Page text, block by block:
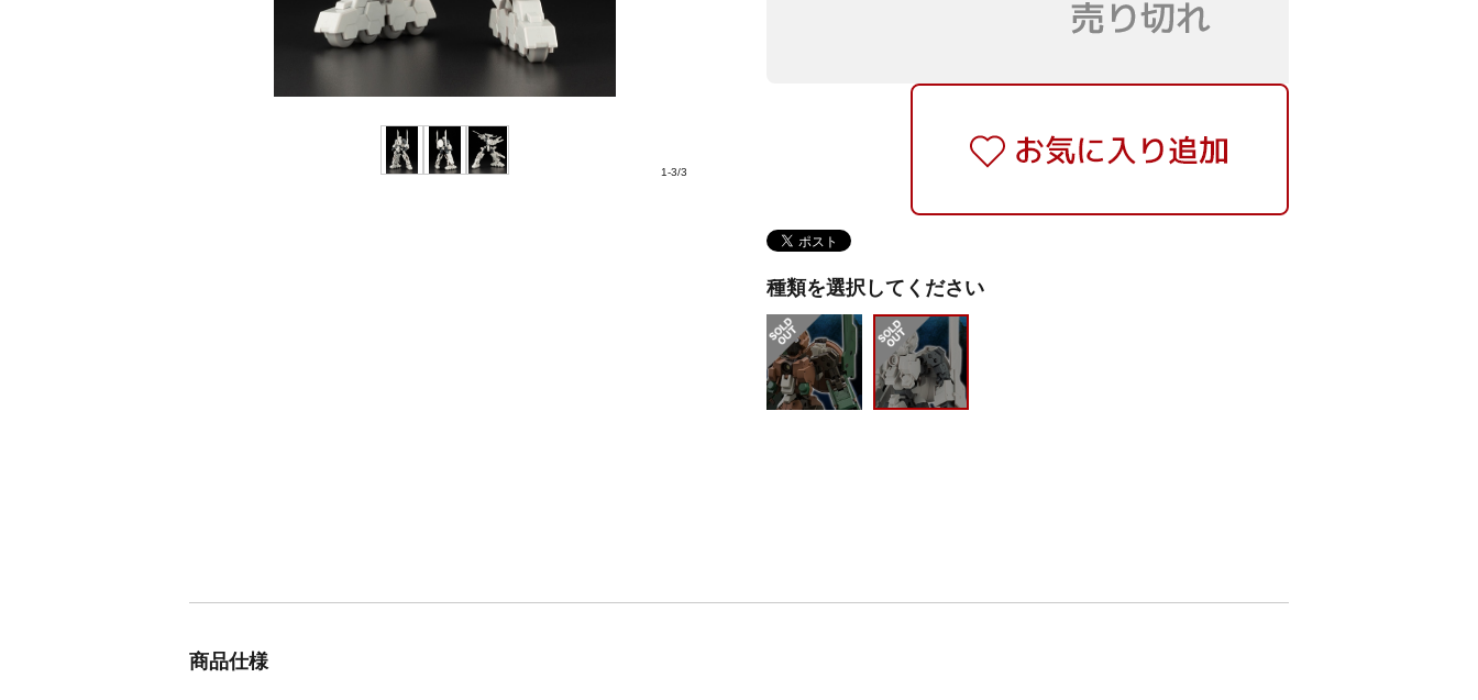
1-3/3
種類を選択してください
商品仕様